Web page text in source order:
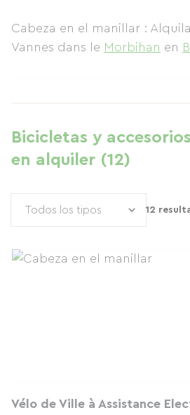
Cabeza en el manillar :
Vannes dans le Morbihan en
Bicicletas y accesorios
en alquiler (12)
12
Vélo de Ville à Assistance